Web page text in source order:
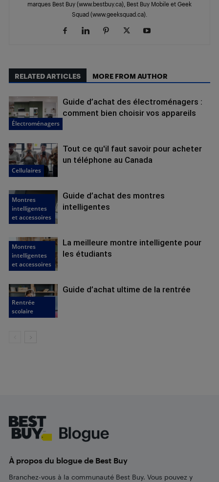
marques Best Buy (www.bestbuy.ca), Best Buy Mobile et Geek
Squad (www.geeksquad.ca).
RELATED ARTICLES MORE FROM AUTHOR
Électroménagers
Guide d’achat des électroménagers :
comment bien choisir vos appareils
Cellulaires
Tout ce qu'il faut savoir pour acheter
un téléphone au Canada
Montres
intelligentes
et accessoires
Guide d’achat des montres
intelligentes
Montres
intelligentes
et accessoires
La meilleure montre intelligente pour
les étudiants
Rentrée
scolaire
Guide d’achat ultime de la rentrée
À propos du blogue de Best Buy
Branchez-vous à la communauté Best Buy. Vous pouvez y